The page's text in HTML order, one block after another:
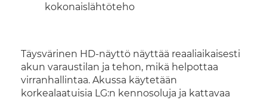
kokonaislähtöteho
Täysvärinen HD-näyttö näyttää reaaliaikaisesti
akun varaustilan ja tehon, mikä helpottaa
virranhallintaa. Akussa käytetään
korkealaatuisia LG:n kennosoluja ja kattavaa